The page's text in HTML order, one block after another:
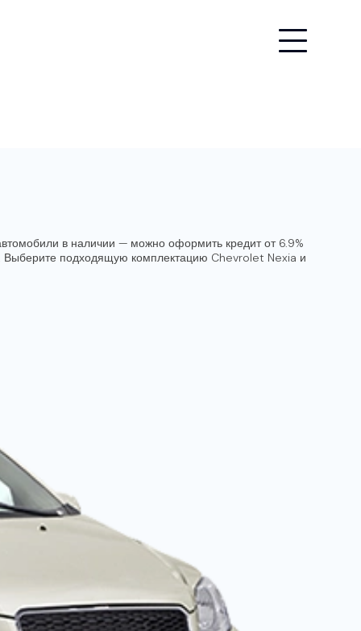
в наличии — можно оформить кредит от 6.9%
Выберите подходящую комплектацию Chevrolet Nexia и